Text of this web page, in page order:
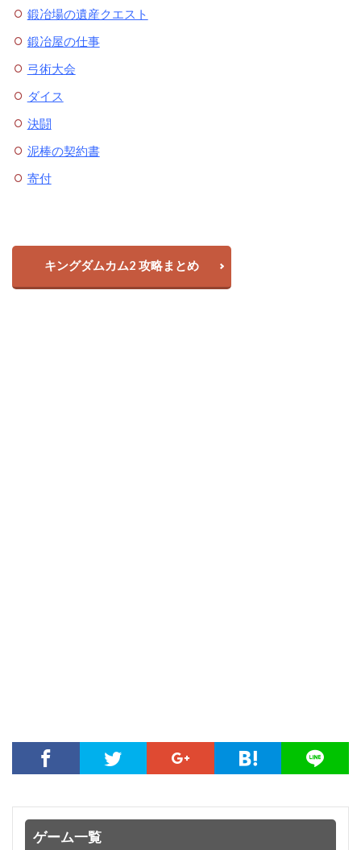
鍛冶場の遺産クエスト
鍛冶屋の仕事
弓術大会
ダイス
決闘
泥棒の契約書
寄付
キングダムカム2 攻略まとめ
ゲーム一覧